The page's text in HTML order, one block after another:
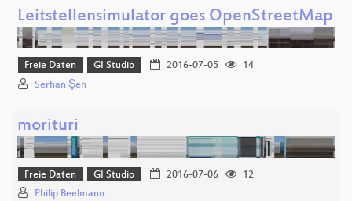
Leitstellensimulator goes OpenStreetMap
Freie Daten GI Studio 2016-07-05
14
Serhan Şen
morituri
Freie Daten GI Studio 2016-07-06
12
Philip Beelmann